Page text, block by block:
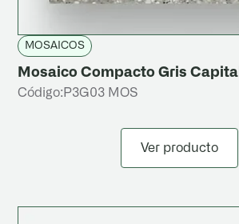
MOSAICOS
Mosaico Compacto Gris Capital
Código: P3G03 MOS
Ver producto